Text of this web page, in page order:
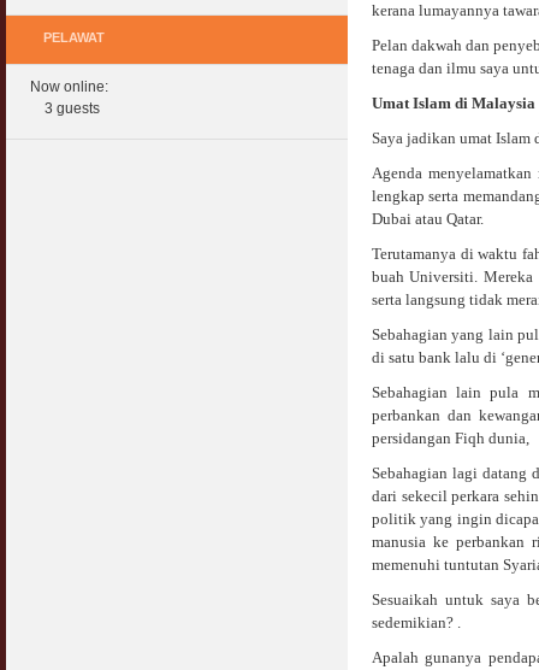
kerana lumayannya
Pelan dakwah dan
tenaga dan ilmu saya
Umat Islam di Malaysia
Saya jadikan umat Islam
Agenda
lengkap serta
Dubai atau Qatar.
Terutamanya di waktu
buah Universiti.
serta langsung tidak
Sebahagian yang lain
di satu bank lalu di
Sebahagian lain pula
perbankan dan
persidangan Fiqh dunia,
Sebahagian lagi
dari sekecil perkara
politik yang ingin
manusia ke perbankan
memenuhi tuntutan
Sesuaikah untuk saya
sedemikian? .
Apalah gunanya
Pasca COVID, Bantu IKS Mikro Turunkan
Harga Iklan Media
Morarorium 6 Bulan Dikecualikan 'Accrued
Facebook Dapat RM100
27 February 2010
Multi Level Marketing Menurut Shariah
08 April 2007
PELAWAT
Now online:
3 guests